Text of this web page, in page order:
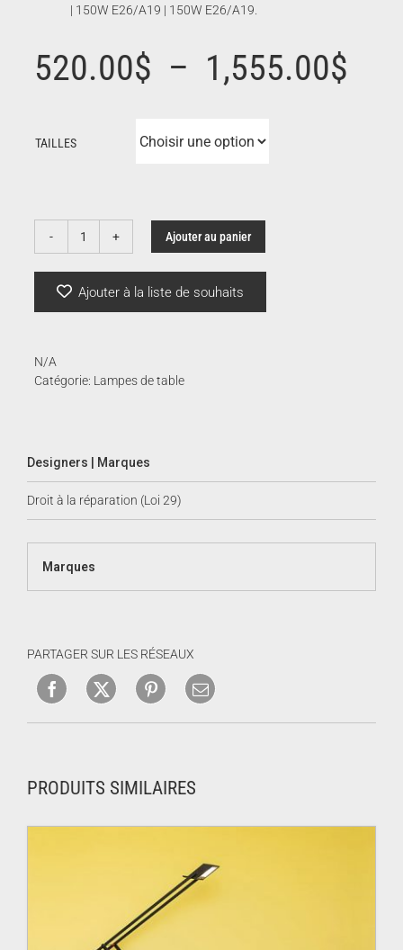
| 150W E26/A19 | 150W E26/A19.
520.00$ – 1,555.00$
TAILLES
quantité
Ajouter au panier
Ajouter à la liste de souhaits
N/A
Catégorie: Lampes de table
Designers | Marques
Droit à la réparation (Loi 29)
Marques
PARTAGER SUR LES RÉSEAUX
PRODUITS SIMILAIRES